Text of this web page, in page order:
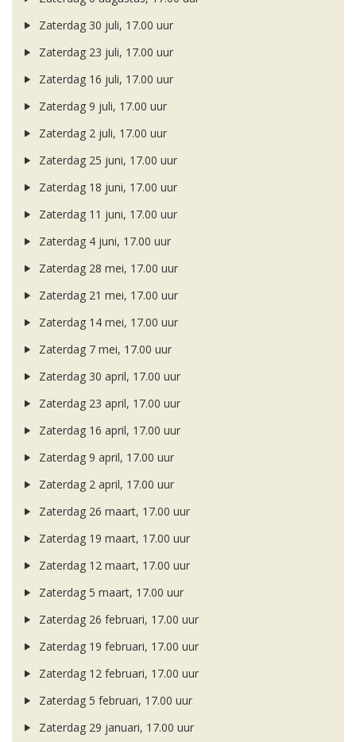
Zaterdag 30 juli, 17.00 uur
Zaterdag 23 juli, 17.00 uur
Zaterdag 16 juli, 17.00 uur
Zaterdag 9 juli, 17.00 uur
Zaterdag 2 juli, 17.00 uur
Zaterdag 25 juni, 17.00 uur
Zaterdag 18 juni, 17.00 uur
Zaterdag 11 juni, 17.00 uur
Zaterdag 4 juni, 17.00 uur
Zaterdag 28 mei, 17.00 uur
Zaterdag 21 mei, 17.00 uur
Zaterdag 14 mei, 17.00 uur
Zaterdag 7 mei, 17.00 uur
Zaterdag 30 april, 17.00 uur
Zaterdag 23 april, 17.00 uur
Zaterdag 16 april, 17.00 uur
Zaterdag 9 april, 17.00 uur
Zaterdag 2 april, 17.00 uur
Zaterdag 26 maart, 17.00 uur
Zaterdag 19 maart, 17.00 uur
Zaterdag 12 maart, 17.00 uur
Zaterdag 5 maart, 17.00 uur
Zaterdag 26 februari, 17.00 uur
Zaterdag 19 februari, 17.00 uur
Zaterdag 12 februari, 17.00 uur
Zaterdag 5 februari, 17.00 uur
Zaterdag 29 januari, 17.00 uur